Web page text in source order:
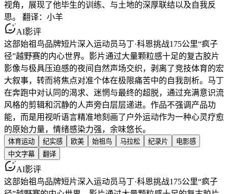
视角，展现了他毕生的训练、与土地的深厚联结以及自我反
思。 翻译：小羊
AI影评
这部始祖鸟品牌短片深入运动员马丁·科恩挑战175公里“疯子
径”越野赛的内心世界。影片通过大量颗粒感十足的复古胶片
影像与极具压迫感的夜间自然声场交织，剥离了竞技体育的宏
大叙事，转而将焦点对准个体在极限痛苦中的自我剖析。马丁
在奔跑中对认同的渴求、迷惘与最终的超脱，通过充满意识流
风格的剪辑和沉静的人声旁白层层递进。作品不强调产品功
能，而是用视听语言精准地刻画了户外运动作为一种心灵疗愈
的原始力量，情绪感染力强，余味悠长。
体育运动 纪实感 欧美 始祖鸟 马拉松 纪录片
电影感
中文字幕
翻译
AI影评
这部始祖鸟品牌短片深入运动员马丁·科恩挑战175公里“疯子